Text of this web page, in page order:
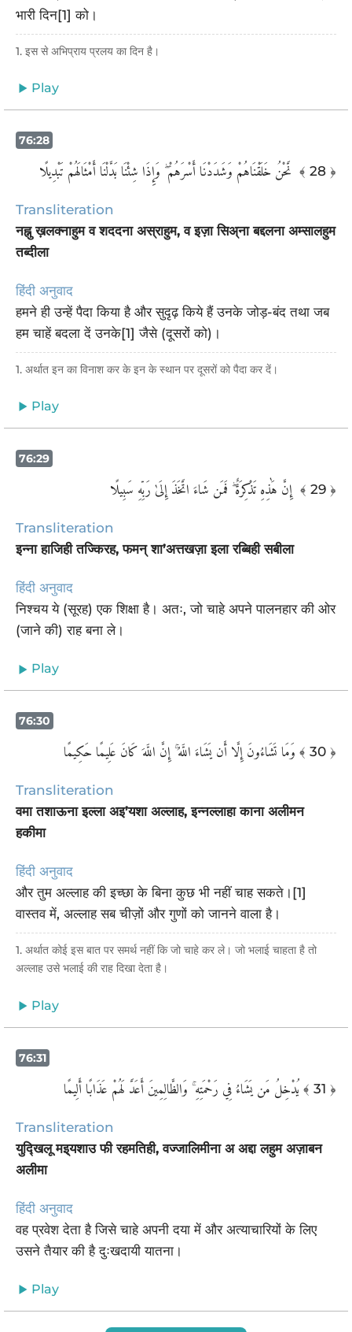
भारी दिन[1] को।
1. इस से अभिप्राय प्रलय का दिन है।
Play
76:28
﴾ 28 ﴿
Transliteration
नह्नु ख़लक्नाहुम व शददना अस्राहुम, व इज़ा सिअ्ना बद्दलना अम्सालहुम
तब्दीला
हिंदी अनुवाद
हमने ही उन्हें पैदा किया है और सुदृढ़ किये हैं उनके जोड़-बंद तथा जब
हम चाहें बदला दें उनके[1] जैसे (दूसरों को)।
1. अर्थात इन का विनाश कर के इन के स्थान पर दूसरों को पैदा कर दें।
Play
76:29
﴾ 29 ﴿
Transliteration
इन्ना हाजिही तज्किरह, फमन् शा’अत्तखज़ा इला रब्बिही सबीला
हिंदी अनुवाद
निश्चय ये (सूरह) एक शिक्षा है। अतः, जो चाहे अपने पालनहार की ओर
(जाने की) राह बना ले।
Play
76:30
﴾ 30 ﴿
Transliteration
वमा तशाऊना इल्ला अइ’यशा अल्लाह, इन्नल्लाहा काना अलीमन
हकीमा
हिंदी अनुवाद
और तुम अल्लाह की इच्छा के बिना कुछ भी नहीं चाह सकते।[1]
वास्तव में, अल्लाह सब चीज़ों और गुणों को जानने वाला है।
1. अर्थात कोई इस बात पर समर्थ नहीं कि जो चाहे कर ले। जो भलाई चाहता है तो
अल्लाह उसे भलाई की राह दिखा देता है।
Play
76:31
﴾ 31 ﴿
Transliteration
युद्खिलू मइ्यशाउ फी रहमतिही, वज्जालिमीना अ अद्दा लहुम अज़ाबन
अलीमा
हिंदी अनुवाद
वह प्रवेश देता है जिसे चाहे अपनी दया में और अत्याचारियों के लिए
उसने तैयार की है दुःखदायी यातना।
Play